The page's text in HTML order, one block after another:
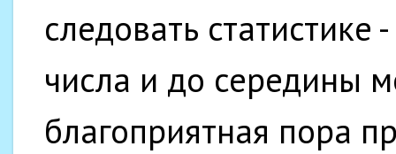
следовать статистике
числа и до середины
благоприятная пора